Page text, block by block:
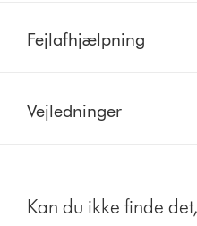
Fejlafhjælpning
Vejledninger
Kan du ikke finde